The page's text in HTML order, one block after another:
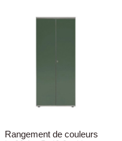
Rangement de couleurs